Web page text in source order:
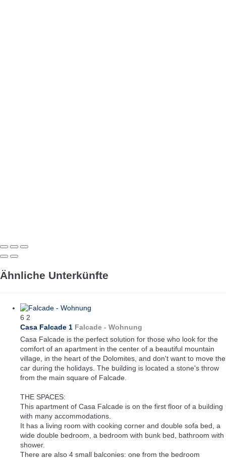
Ähnliche Unterkünfte
6 2
Casa Falcade 1 Falcade - Wohnung
Casa Falcade is the perfect solution for those who look for the
comfort of an apartment in the center of a beautiful mountain
village, in the heart of the Dolomites, and don't want to move the
car during the holidays. The building is located a stone's throw
from the main square of Falcade.
THE SPACES:
This apartment of Casa Falcade is on the first floor of a building
with many accommodations.
It has a living room with cooking corner and double sofa bed, a
wide double bedroom, a bedroom with bunk bed, bathroom with
shower.
There are also 4 small balconies: one from the bedroom